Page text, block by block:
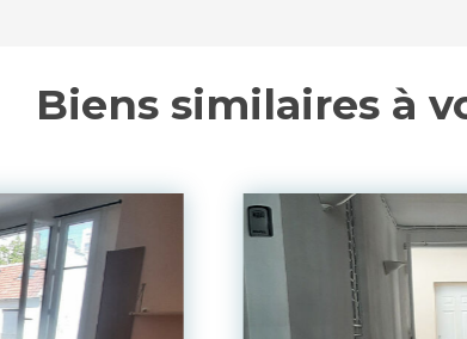
Biens similaires à